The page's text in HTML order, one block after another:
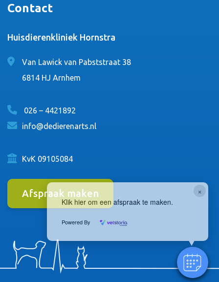
×
Klik hier om een afspraak te maken.
Powered By
Contact
Huisdierenkliniek Hornstra
Van Lawick van Pabststraat 38
6814 HJ Arnhem
026 – 4421892
info@dedierenarts.nl
KvK 09105084
Afspraak maken